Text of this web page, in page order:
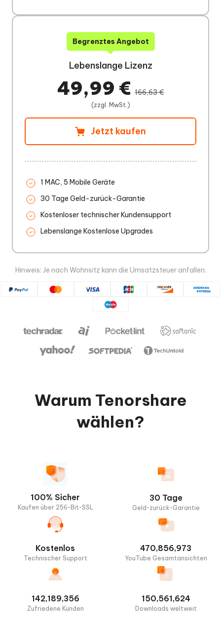
Begrenztes Angebot
Lebenslange Lizenz
49,99 €166,63 €
(zzgl. MwSt.)
Jetzt kaufen
1 MAC, 5 Mobile Geräte
30 Tage Geld-zurück-Garantie
Kostenloser technischer Kundensupport
Lebenslange Kostenlose Upgrades
Hinweis: Je nach Wohnsitz kann die Umsatzsteuer anfallen.
Warum Tenorshare
wählen?
100% Sicher
Kaufen über 256-Bit-SSL
30 Tage
Geld-zurück-Garantie
Kostenlos
Technischer Support
470,856,973
YouTube Gesamtansichten
142,189,356
Zufriedene Kunden
150,561,624
Downloads weltweit